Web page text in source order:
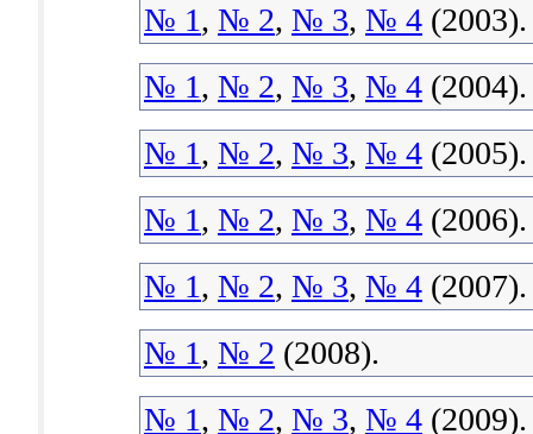
№ 1, № 2, № 3, № 4 (2003).
№ 1, № 2, № 3, № 4 (2004).
№ 1, № 2, № 3, № 4 (2005).
№ 1, № 2, № 3, № 4 (2006).
№ 1, № 2, № 3, № 4 (2007).
№ 1, № 2 (2008).
№ 1, № 2, № 3, № 4 (2009).